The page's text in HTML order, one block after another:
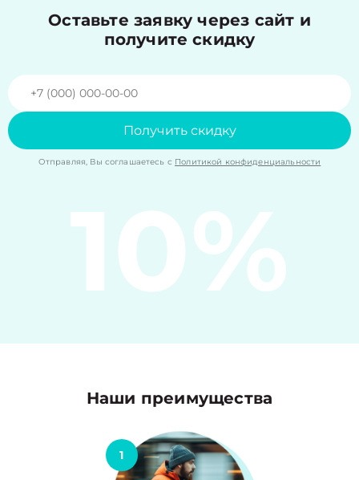
Оставьте заявку через сайт и
получите скидку
Получить скидку
Отправляя, Вы соглашаетесь с Политикой конфиденциальности
10%
Наши преимущества
1